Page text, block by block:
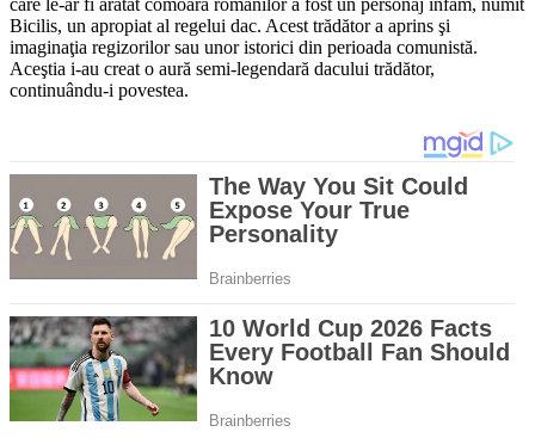
Bicilis, un apropiat al regelui dac. Acest trădător a aprins şi
imaginaţia regizorilor sau unor istorici din perioada comunistă.
Aceştia i-au creat o aură semi-legendară dacului trădător,
continuându-i povestea.